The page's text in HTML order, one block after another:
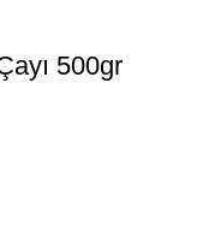
500gr